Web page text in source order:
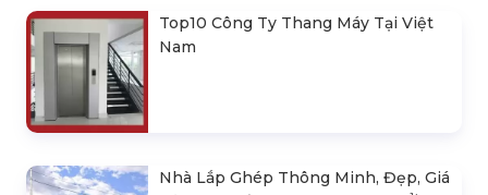
Top10 Công Ty Thang Máy Tại Việt
Nam
Nhà Lắp Ghép Thông Minh, Đẹp, Giá